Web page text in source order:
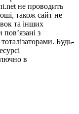
не проводить
також сайт не
та інших
з
Будь-
в